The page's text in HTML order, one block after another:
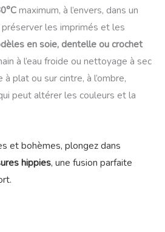
maximum, à l’envers, dans un
les imprimés et les
en soie, dentelle ou crochet
à l’eau froide ou nettoyage à sec
plat ou sur cintre, à l’ombre,
peut altérer les couleurs et la
et bohèmes, plongez dans
hippies, une fusion parfaite